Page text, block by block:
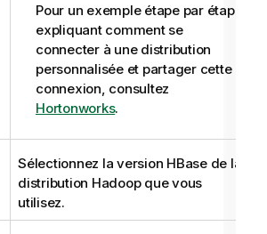
i
o
n
s
Pour un exemple étape par étape
expliquant comment se
connecter à une distribution
personnalisée et partager cette
connexion, consultez
Hortonworks.
Sélectionnez la version HBase de la
distribution Hadoop que vous
utilisez.